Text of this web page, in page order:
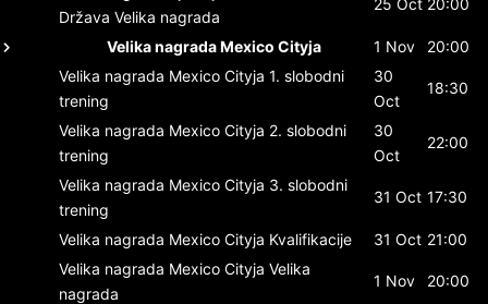
Država Velika nagrada
Velika nagrada Mexico Cityja 1 Nov
20:00
Velika nagrada Mexico Cityja 1. slobodni
trening
30
Oct
18:30
Velika nagrada Mexico Cityja 2. slobodni
trening
30
Oct
22:00
Velika nagrada Mexico Cityja 3. slobodni
trening
31 Oct 17:30
Velika nagrada Mexico Cityja Kvalifikacije 31 Oct 21:00
Velika nagrada Mexico Cityja Velika
nagrada
1 Nov 20:00